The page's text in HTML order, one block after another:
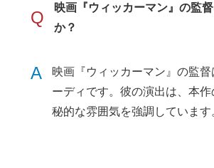
Q
映画『ウィッカーマン』の監
か？
A
映画『ウィッカーマン』の監
ーディです。彼の演出は、本
秘的な雰囲気を強調しています